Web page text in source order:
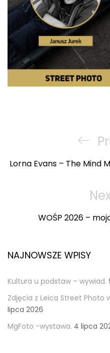
Post
Lorna Evans – The Mind
WOŚP 2026 –
NAJNOWSZE WPISY
Kultura u podstaw – wywiad.
Zdjęcia z Leica Street Photo
lipca 2026
MgFoto -wystawa. 4 lipca